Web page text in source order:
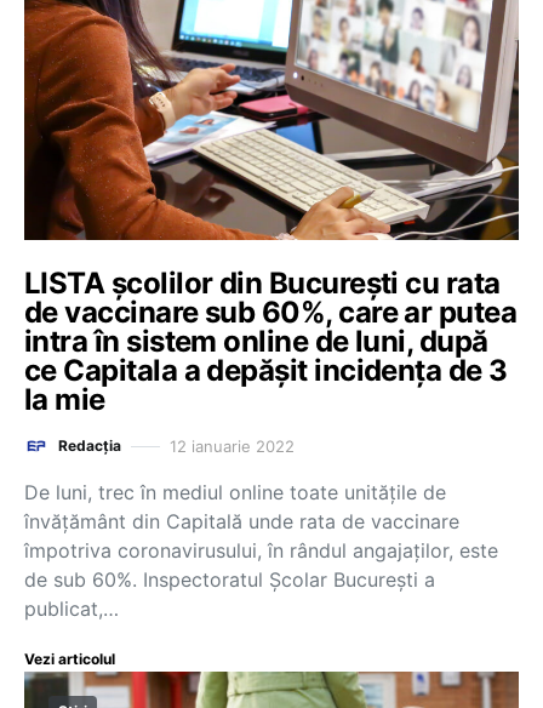
LISTA școlilor din București cu rata
de vaccinare sub 60%, care ar putea
intra în sistem online de luni, după
ce Capitala a depășit incidența de 3
la mie
Redacția 12 ianuarie 2022
De luni, trec în mediul online toate unitățile de
învățământ din Capitală unde rata de vaccinare
împotriva coronavirusului, în rândul angajaților, este
de sub 60%. Inspectoratul Școlar București a
publicat,…
Vezi articolul